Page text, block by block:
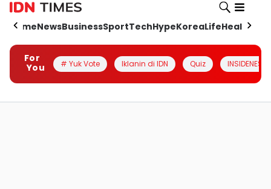
HomeNewsBusinessSportTechHypeKoreaLifeHealth
For
You
# Yuk Vote Iklanin di IDN Quiz INSIDENESIA